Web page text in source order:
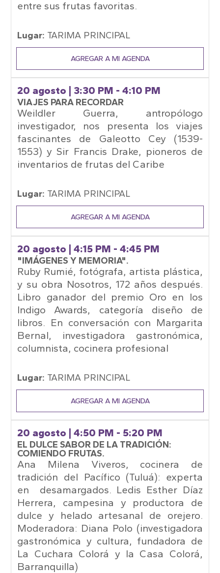
entre sus frutas favoritas.
Lugar: TARIMA PRINCIPAL
AGREGAR A MI AGENDA
20 agosto | 3:30 PM - 4:10 PM
VIAJES PARA RECORDAR
Weildler Guerra, antropólogo
investigador, nos presenta los viajes
fascinantes de Galeotto Cey (1539-
1553) y Sir Francis Drake, pioneros de
inventarios de frutas del Caribe
Lugar: TARIMA PRINCIPAL
AGREGAR A MI AGENDA
20 agosto | 4:15 PM - 4:45 PM
"IMÁGENES Y MEMORIA".
Ruby Rumié, fotógrafa, artista plástica,
y su obra Nosotros, 172 años después.
Libro ganador del premio Oro en los
Indigo Awards, categoría diseño de
libros. En conversación con Margarita
Bernal, investigadora gastronómica,
columnista, cocinera profesional
Lugar: TARIMA PRINCIPAL
AGREGAR A MI AGENDA
20 agosto | 4:50 PM - 5:20 PM
EL DULCE SABOR DE LA TRADICIÓN:
COMIENDO FRUTAS.
Ana Milena Viveros, cocinera de
tradición del Pacífico (Tuluá): experta
en desamargados. Ledis Esther Díaz
Herrera, campesina y productora de
dulce y helado artesanal de orejero.
Moderadora: Diana Polo (investigadora
gastronómica y cultura, fundadora de
La Cuchara Colorá y la Casa Colorá,
Barranquilla)